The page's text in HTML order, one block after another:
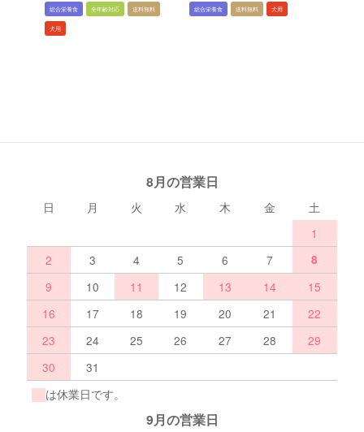
総合栄養食 全年齢対応 送料無料
犬用
総合栄養食 送料無料 犬用
8月の営業日
日 月 火 水 木 金
土
1
2
3 4 5 6 7 8
9 10 11 12 13 14
15
16
17 18 19 20 21
22
23
24 25 26 27 28
29
30
31
は休業日です。
9月の営業日